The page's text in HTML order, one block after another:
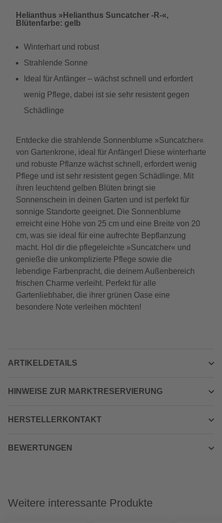
Helianthus »Helianthus Suncatcher -R-«,
Blütenfarbe: gelb
Winterhart und robust
Strahlende Sonne
Ideal für Anfänger – wächst schnell und erfordert
wenig Pflege, dabei ist sie sehr resistent gegen
Schädlinge
Entdecke die strahlende Sonnenblume »Suncatcher«
von Gartenkrone, ideal für Anfänger! Diese winterharte
und robuste Pflanze wächst schnell, erfordert wenig
Pflege und ist sehr resistent gegen Schädlinge. Mit
ihren leuchtend gelben Blüten bringt sie
Sonnenschein in deinen Garten und ist perfekt für
sonnige Standorte geeignet. Die Sonnenblume
erreicht eine Höhe von 25 cm und eine Breite von 20
cm, was sie ideal für eine aufrechte Bepflanzung
macht. Hol dir die pflegeleichte »Suncatcher« und
genieße die unkomplizierte Pflege sowie die
lebendige Farbenpracht, die deinem Außenbereich
frischen Charme verleiht. Perfekt für alle
Gartenliebhaber, die ihrer grünen Oase eine
besondere Note verleihen möchten!
ARTIKELDETAILS
HINWEISE ZUR MARKTRESERVIERUNG
HERSTELLERKONTAKT
BEWERTUNGEN
Weitere interessante Produkte